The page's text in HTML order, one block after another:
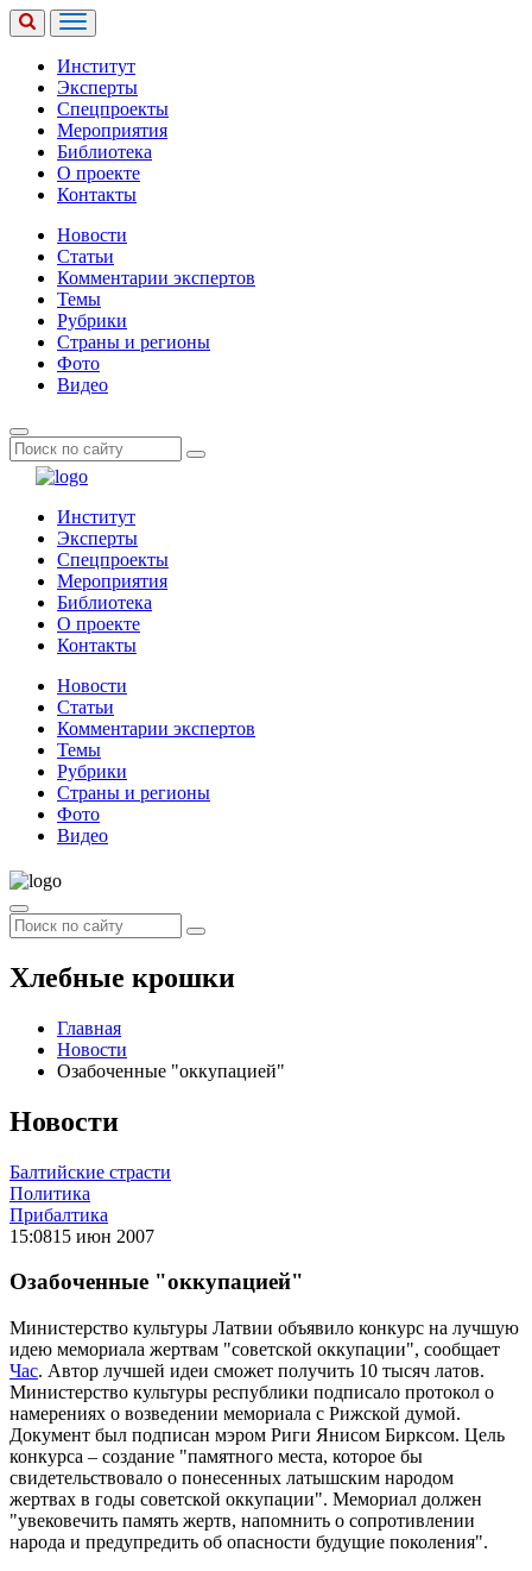
Институт
Эксперты
Спецпроекты
Мероприятия
Библиотека
О проекте
Контакты
Новости
Статьи
Комментарии экспертов
Темы
Рубрики
Страны и регионы
Фото
Видео
Институт
Эксперты
Спецпроекты
Мероприятия
Библиотека
О проекте
Контакты
Новости
Статьи
Комментарии экспертов
Темы
Рубрики
Страны и регионы
Фото
Видео
Хлебные крошки
Главная
Новости
Озабоченные "оккупацией"
Новости
Балтийские страсти
Политика
Прибалтика
15:0815 июн 2007
Озабоченные "оккупацией"
Министерство культуры Латвии объявило конкурс на лучшую
идею мемориала жертвам "советской оккупации", сообщает
Час. Автор лучшей идеи сможет получить 10 тысяч латов.
Министерство культуры республики подписало протокол о
намерениях о возведении мемориала с Рижской думой.
Документ был подписан мэром Риги Янисом Бирксом. Цель
конкурса – создание "памятного места, которое бы
свидетельствовало о понесенных латышским народом
жертвах в годы советской оккупации". Мемориал должен
"увековечить память жертв, напомнить о сопротивлении
народа и предупредить об опасности будущие поколения".